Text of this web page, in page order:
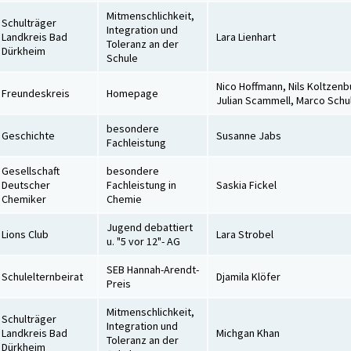
Schulträger
Landkreis Bad
Dürkheim
Mitmenschlichkeit,
Integration und
Toleranz an der
Schule
Lara Lienhart
Freundeskreis Homepage
Nico Hoffmann, Nils
Julian Scammell, Marco
Geschichte
besondere
Fachleistung
Susanne Jabs
Gesellschaft
Deutscher
Chemiker
besondere
Fachleistung in
Chemie
Saskia Fickel
Lions Club
Jugend debattiert
u. "5 vor 12"- AG
Lara Strobel
Schulelternbeirat
SEB Hannah-Arendt-
Preis
Djamila Klöfer
Schulträger
Landkreis Bad
Dürkheim
Mitmenschlichkeit,
Integration und
Toleranz an der
Michgan Khan